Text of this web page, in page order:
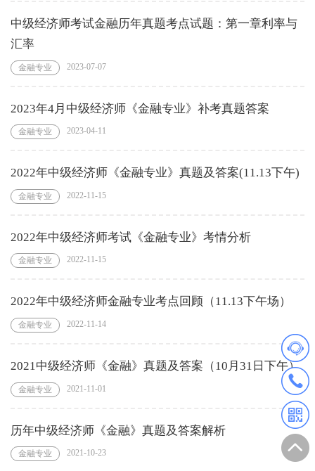
中级经济师考试金融历年真题考点试题：第一章利率与
汇率
金融专业 2023-07-07
2023年4月中级经济师《金融专业》补考真题答案
金融专业 2023-04-11
2022年中级经济师《金融专业》真题及答案(11.13下午)
金融专业 2022-11-15
2022年中级经济师考试《金融专业》考情分析
金融专业 2022-11-15
2022年中级经济师金融专业考点回顾（11.13下午场）
金融专业 2022-11-14
2021中级经济师《金融》真题及答案（10月31日下午）
金融专业 2021-11-01
历年中级经济师《金融》真题及答案解析
金融专业 2021-10-23